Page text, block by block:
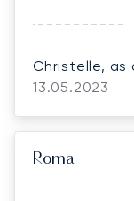
Christelle, as
13.05.2023
Roma